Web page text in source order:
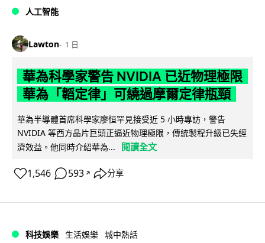
人工智能
Lawton 1 日
華為科學家警告 NVIDIA 已近物理極限
華為「韜定律」可繞過摩爾定律瓶頸
華為半導體首席科學家廖恒罕見接受近 5 小時專訪，警告
NVIDIA 等西方晶片巨頭正逼近物理極限，傳統製程升級已失經
濟效益。他同時介紹華為...
閱讀全文
1,546 593 ↗ 分享
科技娛樂 生活娛樂 城中熱話